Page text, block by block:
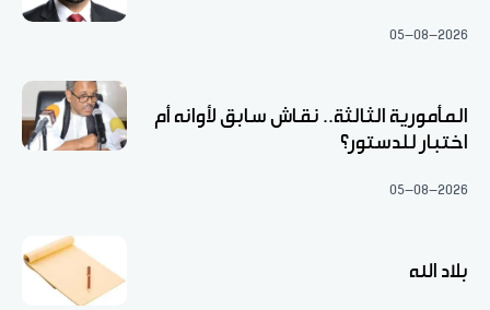
05-08-2026
المأمورية الثالثة.. نقاش سابق لأوانه أم
اختبار للدستور؟
05-08-2026
بلاد الله